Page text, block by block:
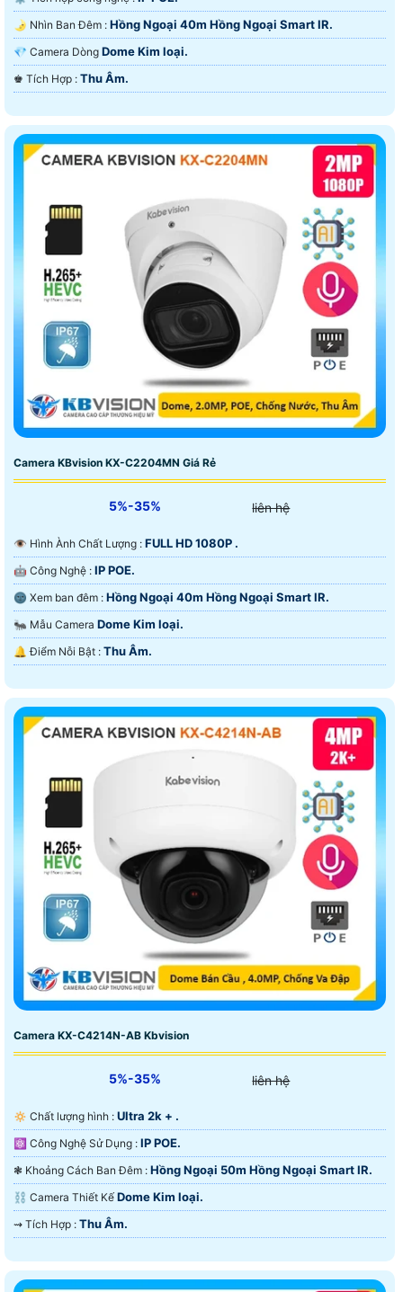
🌛 Nhìn Ban Đêm : Hồng Ngoại 40m Hồng Ngoại Smart IR.
💎 Camera Dòng Dome Kim loại.
️♚ Tích Hợp : Thu Âm.
Camera KBvision KX-C2204MN Giá Rẻ
5%-35% liên hệ
👁 Hình Ành Chất Lượng : FULL HD 1080P .
🤖️ Công Nghệ : IP POE.
🌚 Xem ban đêm : Hồng Ngoại 40m Hồng Ngoại Smart IR.
🐜 Mẫu Camera Dome Kim loại.
️🔔 Điểm Nỗi Bật : Thu Âm.
Camera KX-C4214N-AB Kbvision
5%-35% liên hệ
🔅 Chất lượng hình : Ultra 2k + .
⚛️ Công Nghệ Sử Dụng : IP POE.
❃ Khoảng Cách Ban Đêm : Hồng Ngoại 50m Hồng Ngoại Smart IR.
⛓ Camera Thiết Kế Dome Kim loại.
️⇝ Tích Hợp : Thu Âm.